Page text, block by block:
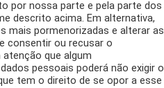
Facebook Twitter
por nossa parte e pela parte dos
descrito acima. Em alternativa,
mais pormenorizadas e alterar as
consentir ou recusar o
que algum
pessoais poderá não exigir o
tem o direito de se opor a esse